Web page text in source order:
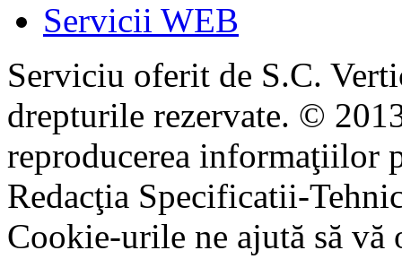
Servicii WEB
Serviciu oferit de S.C.
drepturile rezervate. ©
reproducerea informaţiilor
Redacţia Specificatii-
Cookie-urile ne ajută să